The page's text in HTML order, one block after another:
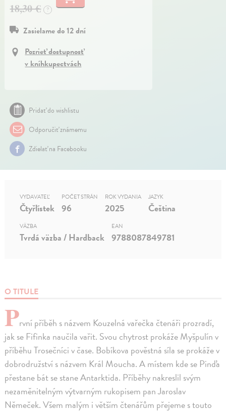
18,30 €
?
Zasielame do 12 dní
Pozrieť dostupnosť
v kníhkupectvách
Pridať do wishlistu
Odporučiť známemu
Zdielať na Facebooku
O TITULE
První příběh s názvem Kouzelná vařečka čtenáři prozradí,
jak se Fifinka naučila vařit. Svou chytrost prokáže Myšpulín v
příběhu Trosečníci v čase. Bobíkova pověstná síla se prokáže v
dobrodružství s názvem Král Moucha. A místem kde se Pinďa
přestane bát se stane Antarktida. Příběhy nakreslil svým
nezaměnitelným výtvarným rukopisem pan Jaroslav
Němeček. Všem malým i větším čtenářům přejeme s touto
VYDAVATEĽ
Čtyřlístek
POČET STRÁN
96
ROK VYDANIA
2025
JAZYK
Čeština
VÄZBA
Tvrdá väzba / Hardback
EAN
9788087849781